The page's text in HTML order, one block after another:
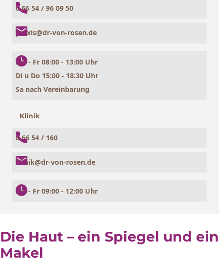
0 66 54 / 96 09 50
praxis@dr-von-rosen.de
Mo - Fr 08:00 - 13:00 Uhr
Di u Do 15:00 - 18:30 Uhr
Sa nach Vereinbarung
Klinik
0 66 54 / 160
klinik@dr-von-rosen.de
Mo - Fr 09:00 - 12:00 Uhr
Die Haut – ein Spiegel und ein
Makel